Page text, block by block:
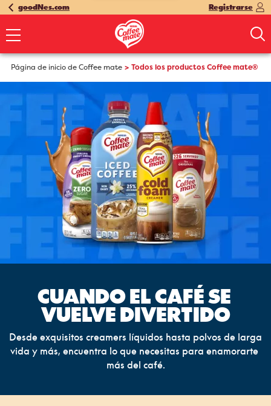
goodNes.com Registrarse
Página de inicio de Coffee mate Todos los productos Coffee mate®
CUANDO EL CAFÉ SE
VUELVE DIVERTIDO
Desde exquisitos creamers líquidos hasta polvos de larga
vida y más, encuentra lo que necesitas para enamorarte
más del café.